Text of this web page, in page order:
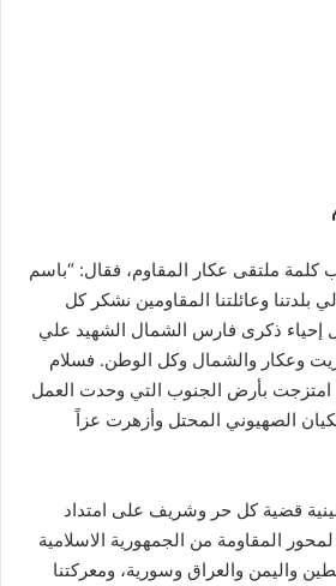
ملتقى عكار المقاوم، فقال: “باسم
بلدتنا وعائلتنا المقاومين نشكر كل
إحياء ذكرى فارس الشمال الشهيد علي
وعكار والشمال وكل الوطن. فسلام
امتزجت بأرض الجنوب التي وحدت العمل
الصهيوني المحتل وأزهرت عزاً
قضية كل حر وشريف على امتداد
المقاومة من الجمهورية الاسلامية
واليمن والعراق وسورية، ومعركتنا